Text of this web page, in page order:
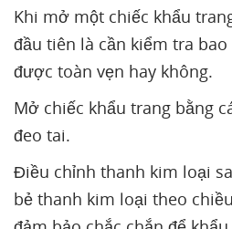
Khi mở một chiếc khẩu
đầu tiên là cần kiểm tra
được toàn vẹn hay không.
Mở chiếc khẩu trang bằng
đeo tai.
Điều chỉnh thanh kim loại
bẻ thanh kim loại theo